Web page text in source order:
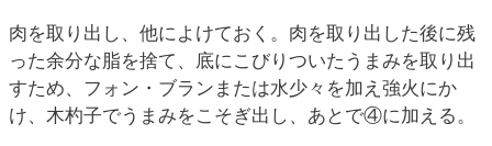
肉を取り出し、他によけておく。肉を取り出した後に残
った余分な脂を捨て、底にこびりついたうまみを取り出
すため、フォン・ブランまたは水少々を加え強火にか
け、木杓子でうまみをこそぎ出し、あとで④に加える。